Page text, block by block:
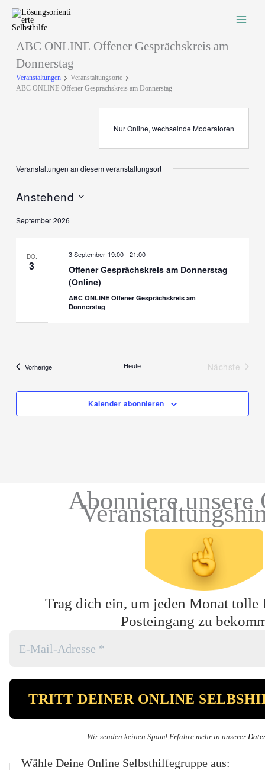
Inhalt
springen
ABC ONLINE Offener Gesprächskreis am
Donnerstag
Veranstaltungen
Veranstaltungsorte
ABC ONLINE Offener Gesprächskreis am Donnerstag
Nur Online, wechselnde Moderatoren
Veranstaltungen an diesem veranstaltungsort
Anstehend
wählen.
September 2026
DO.
3
3 September-19:00- 21:00
Offener Gesprächskreis am Donnerstag
(Online)
ABC ONLINE Offener Gesprächskreis am
Donnerstag
VorherigeVeranstaltungen Heute
Nächste
Kalender abonnieren
Abonniere unsere
Trag dich ein, um jeden Monat tolle
Posteingang zu
Wir senden keinen Spam! Erfahre mehr in unserer
Wähle Deine Online Selbsthilfegruppe aus: